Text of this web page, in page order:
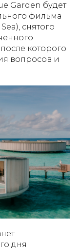
Garden будет
фильма
снятого
которого
вопросов и
дня